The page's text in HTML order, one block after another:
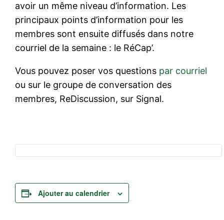
avoir un même niveau d’information. Les
principaux points d’information pour les
membres sont ensuite diffusés dans notre
courriel de la semaine : le RéCap’.
Vous pouvez poser vos questions par courriel
ou sur le groupe de conversation des
membres, ReDiscussion, sur Signal.
Ajouter au calendrier